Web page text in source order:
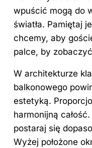
wpuścić mogą do
światła. Pamiętaj
chcemy, aby
palce, by
W architekturze
balkonowego
estetyką.
harmonijną
postaraj się
Wyżej położone